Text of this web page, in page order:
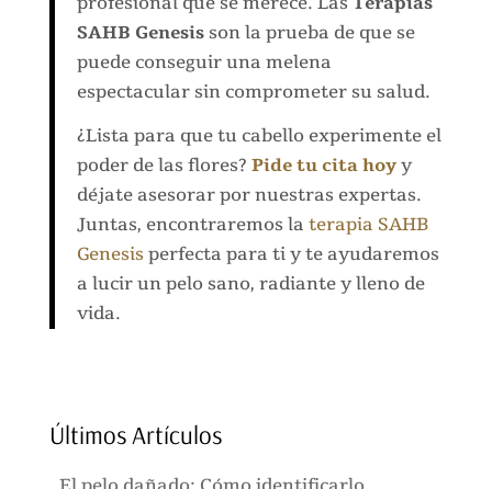
SAHB Genesisson la prueba de que se
puede conseguir una melena
espectacular sin comprometer su salud.
¿Lista para que tu cabello experimente el
poder de las flores? Pide tu cita hoyy
déjate asesorar por nuestras expertas.
Juntas, encontraremos la terapia SAHB
Genesisperfecta para ti y te ayudaremos
a lucir un pelo sano, radiante y lleno de
vida.
Últimos Artículos